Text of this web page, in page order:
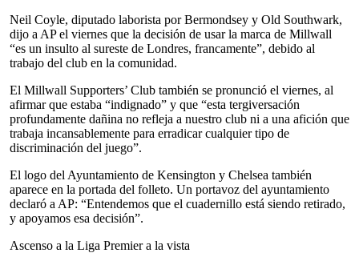
Neil Coyle, diputado laborista por Bermondsey y Old Southwark,
dijo a AP el viernes que la decisión de usar la marca de Millwall
“es un insulto al sureste de Londres, francamente”, debido al
trabajo del club en la comunidad.
El Millwall Supporters’ Club también se pronunció el viernes, al
afirmar que estaba “indignado” y que “esta tergiversación
profundamente dañina no refleja a nuestro club ni a una afición que
trabaja incansablemente para erradicar cualquier tipo de
discriminación del juego”.
El logo del Ayuntamiento de Kensington y Chelsea también
aparece en la portada del folleto. Un portavoz del ayuntamiento
declaró a AP: “Entendemos que el cuadernillo está siendo retirado,
y apoyamos esa decisión”.
Ascenso a la Liga Premier a la vista